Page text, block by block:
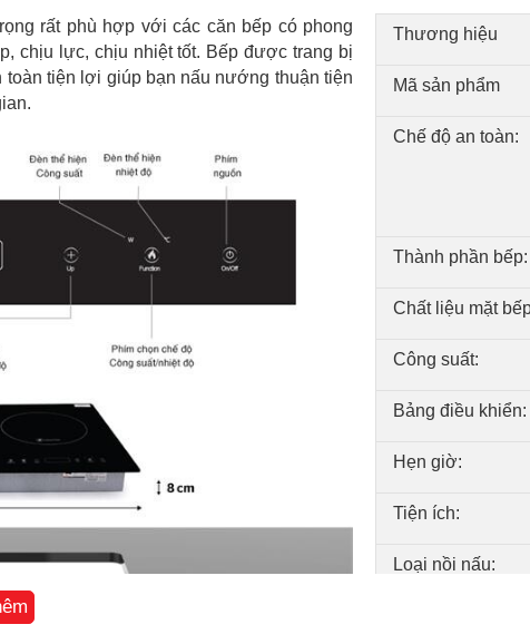
rất phù hợp với các căn bếp có phong
chịu lực, chịu nhiệt tốt. Bếp được trang bị
tiện lợi giúp bạn nấu nướng thuận tiện
Thương hiệu
Mã sản phẩm
Chế độ an toàn:
Thành phần bếp:
Chất liệu mặt
Công suất:
Bảng điều khiển:
Hẹn giờ:
Tiện ích:
Loại nồi nấu: